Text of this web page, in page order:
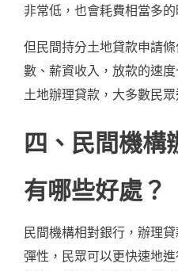
非常低，也會耗費相當多的
但民間持分土地貸款申請
數、薪資收入，放款的速
土地辦理貸款，大多數民
四、民間機構
有哪些好處？
民間機構相對銀行，辦理
彈性，民眾可以更快速地